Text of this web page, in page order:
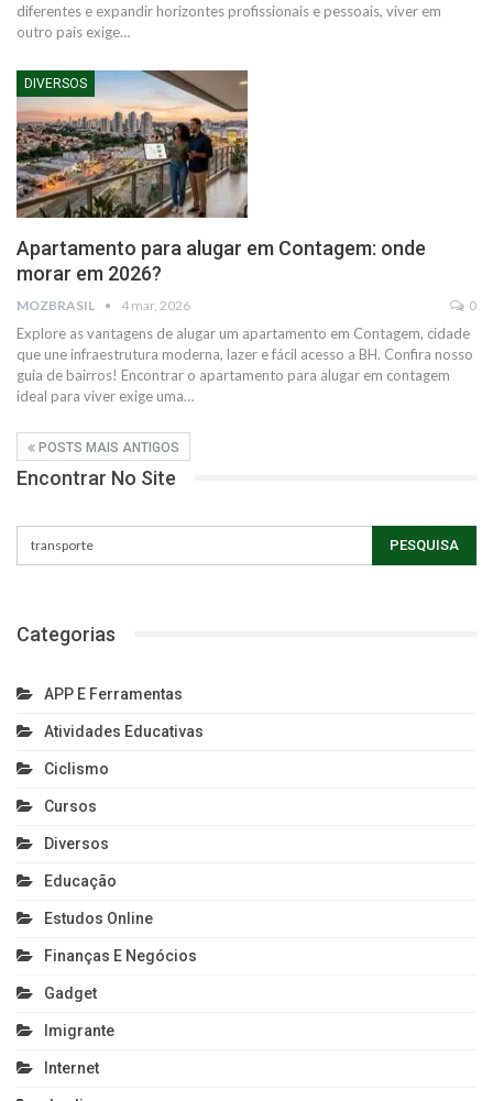
diferentes e expandir horizontes profissionais e pessoais, viver em
outro país exige…
DIVERSOS
Apartamento para alugar em Contagem: onde
morar em 2026?
MOZBRASIL 4 mar, 2026 0
Explore as vantagens de alugar um apartamento em Contagem, cidade
que une infraestrutura moderna, lazer e fácil acesso a BH. Confira nosso
guia de bairros! Encontrar o apartamento para alugar em contagem
ideal para viver exige uma…
POSTS MAIS ANTIGOS
Encontrar No Site
Categorias
APP E Ferramentas
Atividades Educativas
Ciclismo
Cursos
Diversos
Educação
Estudos Online
Finanças E Negócios
Gadget
Imigrante
Internet